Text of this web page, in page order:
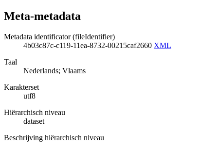
Meta-metadata
Metadata identificator (fileIdentifier)
4b03c87c-c119-11ea-8732-00215caf2660 XML
Taal
Nederlands; Vlaams
Karakterset
utf8
Hiërarchisch niveau
dataset
Beschrijving hiërarchisch niveau